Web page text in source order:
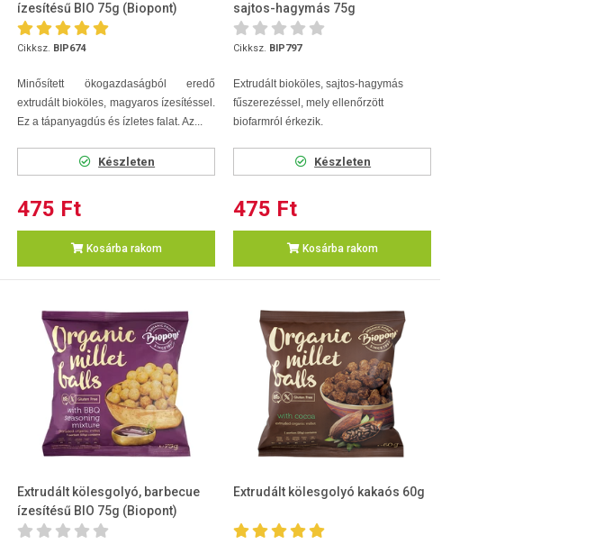
ízesítésű BIO 75g (Biopont)
Cikksz. BIP674
Minősített ökogazdaságból eredő
extrudált bioköles, magyaros ízesítéssel.
Ez a tápanyagdús és ízletes falat. Az...
Készleten
475 Ft
Kosárba rakom
sajtos-hagymás 75g
Cikksz. BIP797
Extrudált bioköles, sajtos-hagymás
fűszerezéssel, mely ellenőrzött
biofarmról érkezik.
Készleten
475 Ft
Kosárba rakom
Extrudált kölesgolyó, barbecue
ízesítésű BIO 75g (Biopont)
Extrudált kölesgolyó kakaós 60g